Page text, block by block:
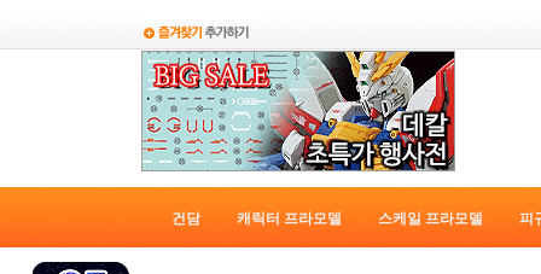
건담 캐릭터 프라모델 스케일 프라모델 피